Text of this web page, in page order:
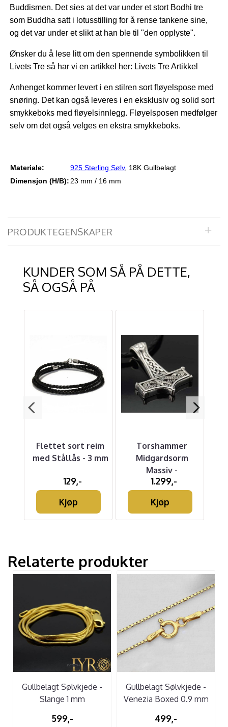
Buddismen. Det sies at det var under et stort Bodhi tre
som Buddha satt i lotusstilling for å rense tankene sine,
og det var under et slikt at han ble til "den opplyste".
Ønsker du å lese litt om den spennende symbolikken til
Livets Tre så har vi en artikkel her: Livets Tre Artikkel
Anhenget kommer levert i en stilren sort fløyelspose med
snøring. Det kan også leveres i en eksklusiv og solid sort
smykkeboks med fløyelsinnlegg. Fløyelsposen medfølger
selv om det også velges en ekstra smykkeboks.
Materiale: 925 Sterling Sølv, 18K Gullbelagt
Dimensjon (H/B): 23 mm / 16 mm
PRODUKTEGENSKAPER
KUNDER SOM SÅ PÅ DETTE,
SÅ OGSÅ PÅ
Flettet sort reim
med Stållås - 3 mm
129,-
Kjøp
Torshammer
Midgardsorm
Massiv -
Sølvanheng
1.299,-
Kjøp
Relaterte produkter
Gullbelagt Sølvkjede -
Slange 1 mm
599,-
Gullbelagt Sølvkjede -
Venezia Boxed 0.9 mm
499,-